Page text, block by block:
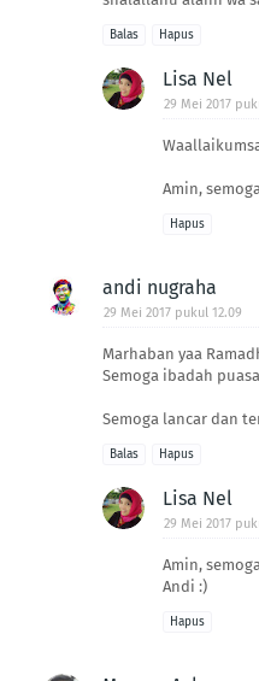
Balas Hapus
Lisa Nel
29 Mei 2017
Amin,
Hapus
andi nugraha
29 Mei 2017 pukul 12.09
Marhaban yaa
Semoga ibadah
Semoga lancar dan
Balas Hapus
Lisa Nel
29 Mei 2017
Amin,
Andi :)
Hapus